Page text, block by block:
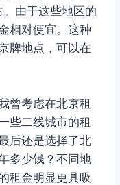
由于这些地区的
相对便宜。这种
牌地点，可以在
曾考虑在北京租
些二线城市的租
后还是选择了北
多少钱？不同地
租金明显更具吸